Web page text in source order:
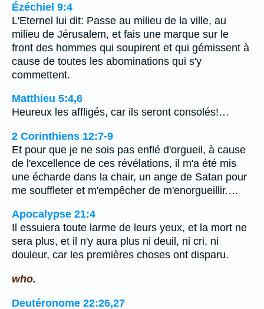
Ézéchiel 9:4
L'Eternel lui dit: Passe au milieu de la ville, au
milieu de Jérusalem, et fais une marque sur le
front des hommes qui soupirent et qui gémissent à
cause de toutes les abominations qui s'y
commettent.
Matthieu 5:4,6
Heureux les affligés, car ils seront consolés!…
2 Corinthiens 12:7-9
Et pour que je ne sois pas enflé d'orgueil, à cause
de l'excellence de ces révélations, il m'a été mis
une écharde dans la chair, un ange de Satan pour
me souffleter et m'empêcher de m'enorgueillir.…
Apocalypse 21:4
Il essuiera toute larme de leurs yeux, et la mort ne
sera plus, et il n'y aura plus ni deuil, ni cri, ni
douleur, car les premières choses ont disparu.
who.
Deutéronome 22:26,27